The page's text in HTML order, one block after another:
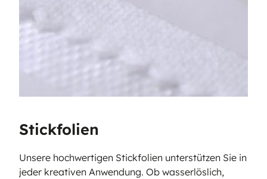
Stickfolien
Unsere hochwertigen Stickfolien unterstützen Sie in
jeder kreativen Anwendung. Ob wasserlöslich,